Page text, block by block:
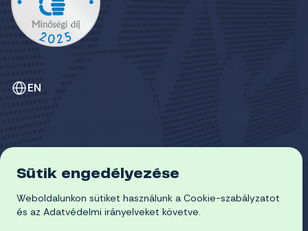
EN
© 2026 Miskolci Egyetem
ADATVÉDELEM
COOKIE-SZABÁLYZAT
Sütik engedélyezése
Weboldalunkon sütiket használunk a Cookie-szabályzatot
és az Adatvédelmi irányelveket követve.